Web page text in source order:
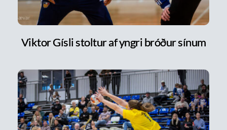
Viktor Gísli stoltur af yngri bróður sínum